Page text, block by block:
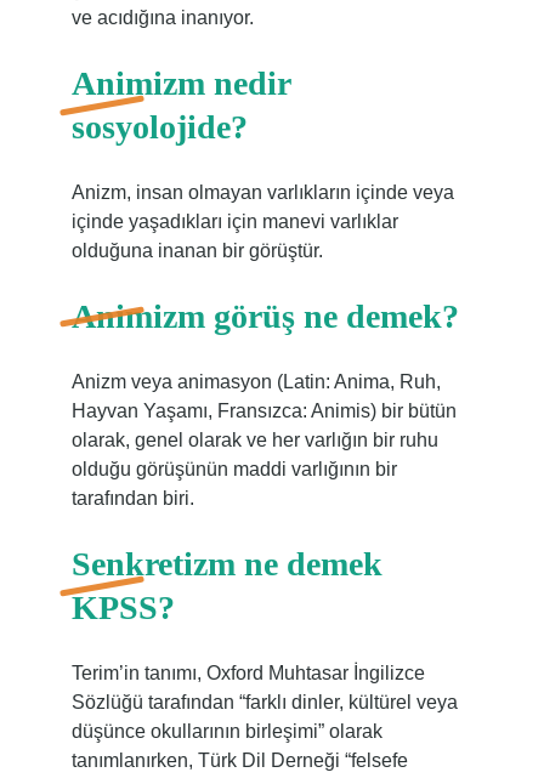
ve acıdığına inanıyor.
Animizm nedir
sosyolojide?
Anizm, insan olmayan varlıkların içinde veya
içinde yaşadıkları için manevi varlıklar
olduğuna inanan bir görüştür.
Animizm görüş ne demek?
Anizm veya animasyon (Latin: Anima, Ruh,
Hayvan Yaşamı, Fransızca: Animis) bir bütün
olarak, genel olarak ve her varlığın bir ruhu
olduğu görüşünün maddi varlığının bir
tarafından biri.
Senkretizm ne demek
KPSS?
Terim’in tanımı, Oxford Muhtasar İngilizce
Sözlüğü tarafından “farklı dinler, kültürel veya
düşünce okullarının birleşimi” olarak
tanımlanırken, Türk Dil Derneği “felsefe